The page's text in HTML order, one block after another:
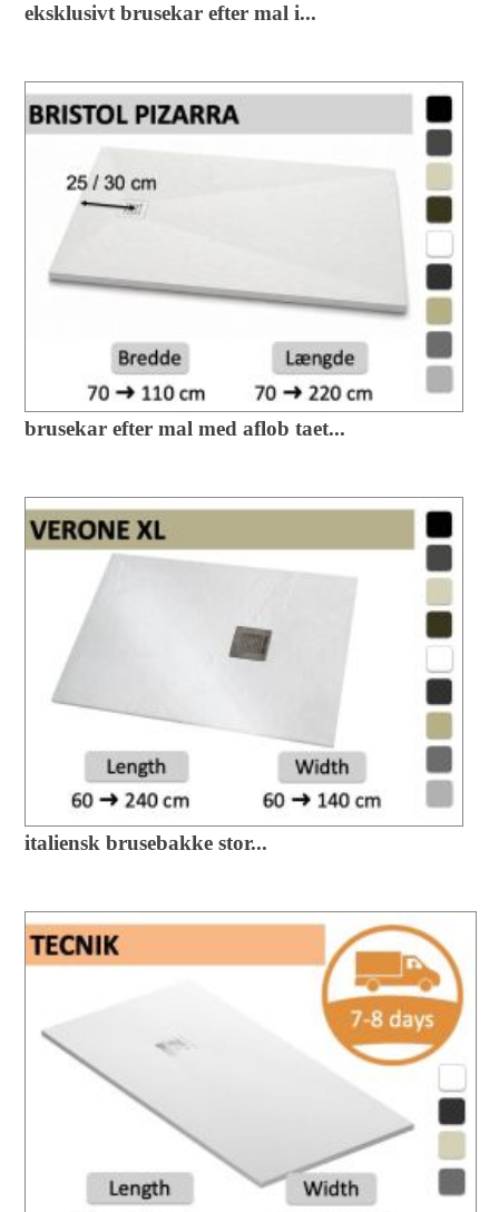
eksklusivt brusekar efter mal i...
brusekar efter mal med aflob taet...
italiensk brusebakke stor...